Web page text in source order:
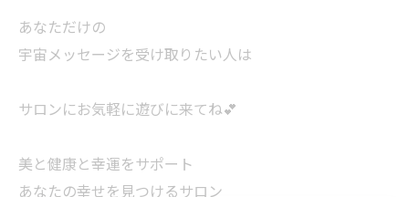
あなただけの
宇宙メッセージを受け取りたい人は
サロンにお気軽に遊びに来てね💕
美と健康と幸運をサポート
あなたの幸せを見つけるサロン